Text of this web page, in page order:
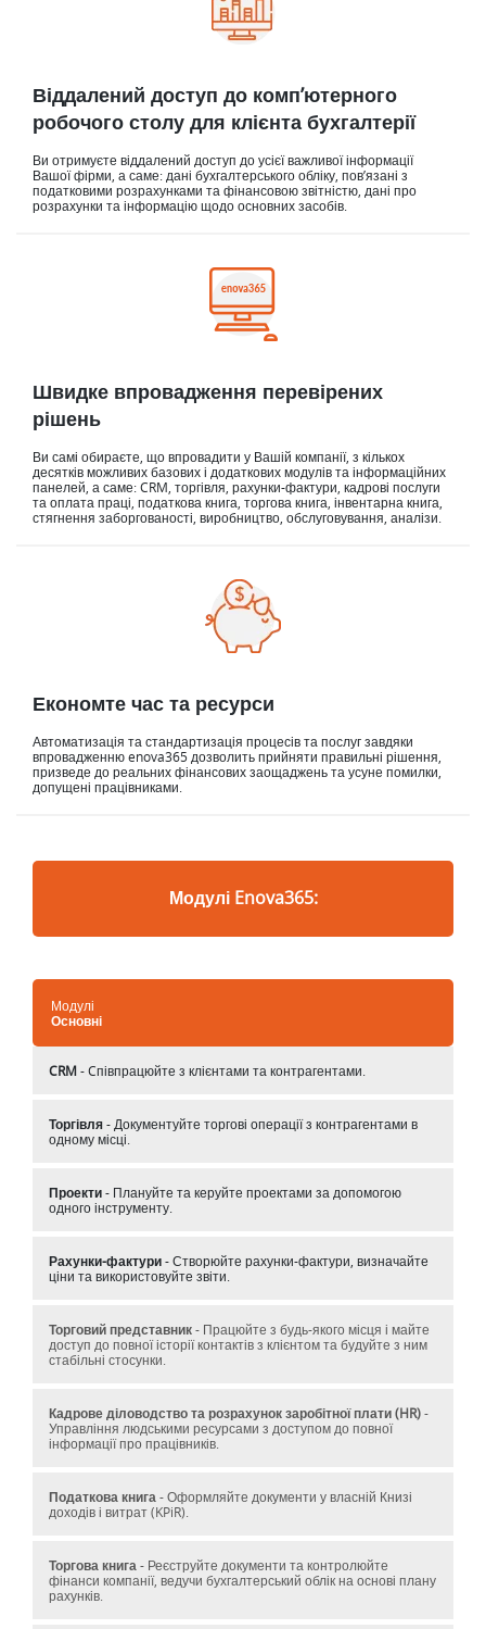
Віддалений доступ до комп’ютерного
робочого столу для клієнта бухгалтерії
Ви отримуєте віддалений доступ до усієї важливої інформації
Вашої фірми, а саме: дані бухгалтерського обліку, пов’язані з
податковими розрахунками та фінансовою звітністю, дані про
розрахунки та інформацію щодо основних засобів.
Швидке впровадження перевірених
рішень
Ви самі обираєте, що впровадити у Вашій компанії, з кількох
десятків можливих базових і додаткових модулів та інформаційних
панелей, а саме: CRM, торгівля, рахунки-фактури, кадрові послуги
та оплата праці, податкова книга, торгова книга, інвентарна книга,
стягнення заборгованості, виробництво, обслуговування, аналізи.
Економте час та ресурси
Автоматизація та стандартизація процесів та послуг завдяки
впровадженню enova365 дозволить прийняти правильні рішення,
призведе до реальних фінансових заощаджень та усуне помилки,
допущені працівниками.
Модулі Enova365:
Модулі
Основні
CRM- Cпівпрацюйте з клієнтами та контрагентами.
Торгівля- Документуйте торгові операції з контрагентами в
одному місці.
Проекти- Плануйте та керуйте проектами за допомогою
одного інструменту.
Рахунки-фактури- Створюйте рахунки-фактури, визначайте
ціни та використовуйте звіти.
Торговий представник- Працюйте з будь-якого місця і майте
доступ до повної історії контактів з клієнтом та будуйте з ним
стабільні стосунки.
Кадрове діловодство та розрахунок заробітної плати (HR)-
Управління людськими ресурсами з доступом до повної
інформації про працівників.
Податкова книга - Оформляйте документи у власній Книзі
доходів і витрат (KPiR).
Торгова книга - Реєструйте документи та контролюйте
фінанси компанії, ведучи бухгалтерський облік на основі плану
рахунків.